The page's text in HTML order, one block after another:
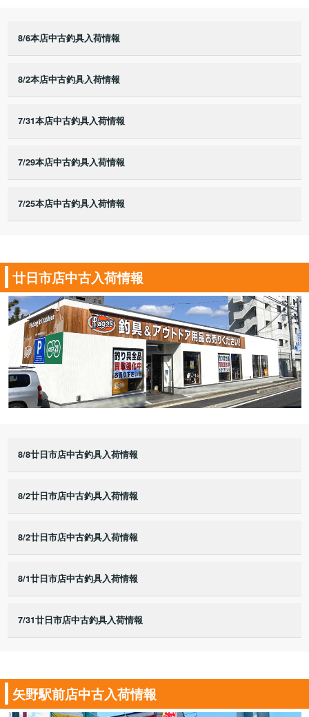
8/6本店中古釣具入荷情報
8/2本店中古釣具入荷情報
7/31本店中古釣具入荷情報
7/29本店中古釣具入荷情報
7/25本店中古釣具入荷情報
廿日市店中古入荷情報
8/8廿日市店中古釣具入荷情報
8/2廿日市店中古釣具入荷情報
8/2廿日市店中古釣具入荷情報
8/1廿日市店中古釣具入荷情報
7/31廿日市店中古釣具入荷情報
矢野駅前店中古入荷情報